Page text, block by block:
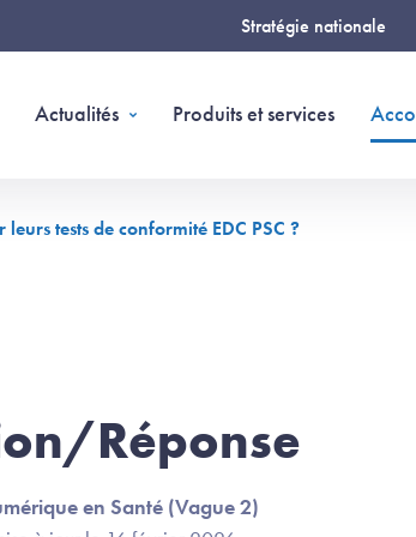
Stratégie nationale
Actualités Produits et services
tests de conformité EDC PSC ?
Réponse
en Santé (Vague 2)